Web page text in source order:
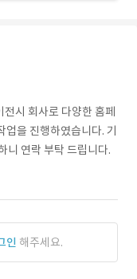
시 회사로 다양한 홈페
업을 진행하였습니다. 기
니 연락 부탁 드립니다.
인 해주세요.